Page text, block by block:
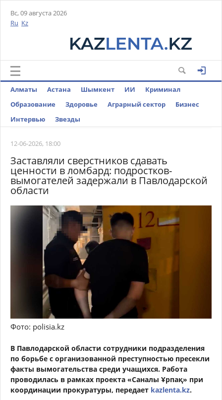
Вс, 09 августа 2026
Ru Kz
Алматы Астана Шымкент ИИ
Криминал
Образование
Здоровье Аграрный сектор
Бизнес
Интервью
Звезды
12-06-2026, 18:00
Заставляли сверстников сдавать
ценности в ломбард: подростков-
вымогателей задержали в Павлодарской
области
Фото: polisia.kz
В Павлодарской области сотрудники подразделения
по борьбе с организованной преступностью пресекли
факты вымогательства среди учащихся. Работа
проводилась в рамках проекта «Саналы Ұрпақ» при
координации прокуратуры, передает kazlenta.kz.